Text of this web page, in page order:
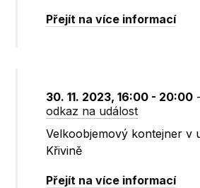
Přejít na více informací
30. 11. 2023, 16:00 - 20:00 -
odkaz na událost
Velkoobjemový kontejner v
Křivině
Přejít na více informací